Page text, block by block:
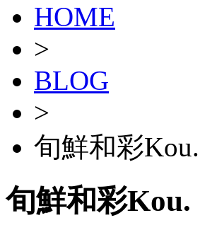
HOME
>
BLOG
>
旬鮮和彩
旬鮮和彩